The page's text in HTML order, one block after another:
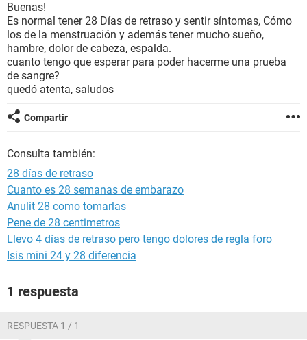
BIENESTAR
SEXUALIDAD
GLOSARIO
Buenas!
Es normal tener 28 Días de retraso y sentir síntomas, Cómo
los de la menstruación y además tener mucho sueño,
hambre, dolor de cabeza, espalda.
cuanto tengo que esperar para poder hacerme una prueba
de sangre?
quedó atenta, saludos
Compartir
Consulta también:
28 días de retraso
Cuanto es 28 semanas de embarazo
Anulit 28 como tomarlas
Pene de 28 centimetros
Llevo 4 días de retraso pero tengo dolores de regla foro
Isis mini 24 y 28 diferencia
1 respuesta
RESPUESTA 1 / 1